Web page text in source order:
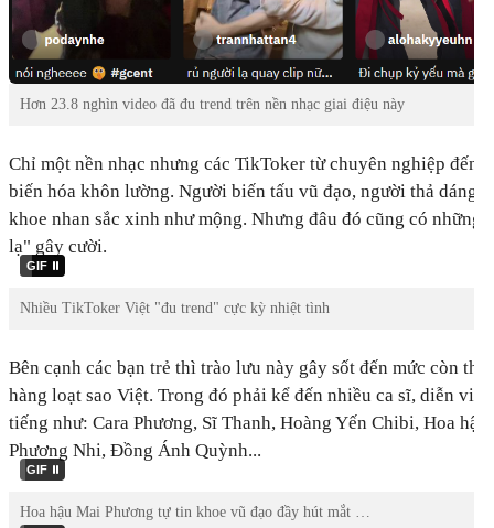
Hơn 23.8 nghìn video đã đu trend trên nền nhạc giai điệu này
Chỉ một nền nhạc nhưng các TikToker từ chuyên nghiệp đến
biến hóa khôn lường. Người biến tấu vũ đạo, người thả dáng
khoe nhan sắc xinh như mộng. Nhưng đâu đó cũng có những
lạ" gây cười.
GIF
.GIF
.
Nhiều TikToker Việt "đu trend" cực kỳ nhiệt tình
Bên cạnh các bạn trẻ thì trào lưu này gây sốt đến mức còn
hàng loạt sao Việt. Trong đó phải kể đến nhiều ca sĩ, diễn
tiếng như: Cara Phương, Sĩ Thanh, Hoàng Yến Chibi, Hoa
Phương Nhi, Đồng Ánh Quỳnh...
GIF
Hoa hậu Mai Phương tự tin khoe vũ đạo đầy hút mắt …